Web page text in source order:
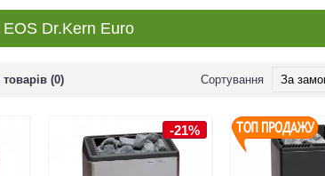
Dr.Kern Euro
(0) Сортування
-21%